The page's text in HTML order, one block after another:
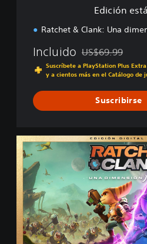
Edición
Ratchet & Clank: Una
Incluido Rebajado del
US$69.99
Suscríbete a PlayStation Plus
y a cientos más en el Catálogo de
Suscribirse
E
d
i
ó